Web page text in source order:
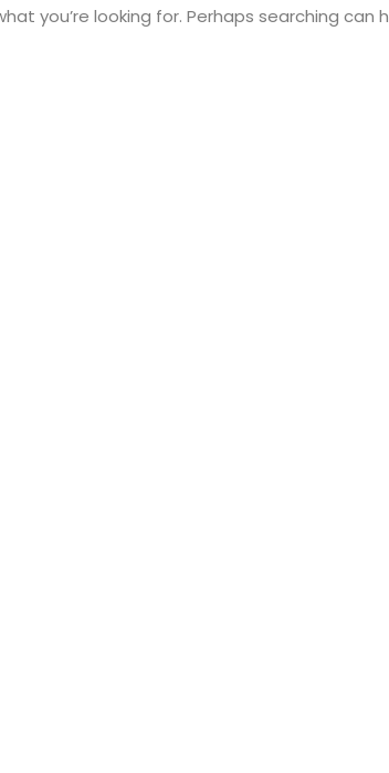
you’re looking for. Perhaps searching can